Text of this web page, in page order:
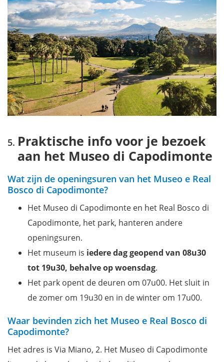
Praktische info voor je bezoek
aan het Museo di Capodimonte
Wat zijn de openingsuren van het Museo e Real
Bosco di Capodimonte?
Het Museo di Capodimonte en het Real Bosco di
Capodimonte, het park, hanteren andere
openingsuren.
Het museum is iedere dag geopend van 08u30
tot 19u30, behalve op woensdag.
Het park opent de deuren om 07u00. Het sluit in
de zomer om 19u30 en in de winter om 17u00.
Waar bevinden zich het Museo e Real Bosco di
Capodimonte?
Het adres is Via Miano, 2. Het Museo di Capodimonte